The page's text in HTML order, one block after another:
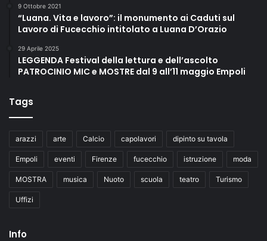
9 Ottobre 2021
“Luana. Vita e lavoro”: il monumento ai Caduti sul
Lavoro di Fucecchio intitolato a Luana D’Orazio
29 Aprile 2025
LEGGENDA Festival della lettura e dell’ascolto
PATROCINIO MIC e MOSTRE dal 9 all’11 maggio Empoli
Tags
arazzi arte Calcio capolavori dipinto su tavola
Empoli eventi Firenze fucecchio istruzione moda
MOSTRA musica Nuoto scuola teatro Turismo
Uffizi
Info